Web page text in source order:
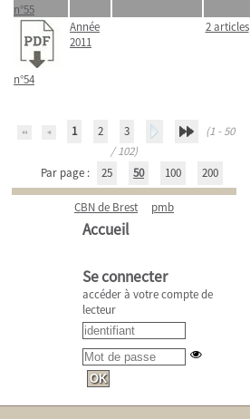
n°55
n°54
Année
2011
2 articles
1 2 3
(1 - 50
/ 102)
Par page :
25 50 100 200
CBN de Brest pmb
Accueil
Se connecter
accéder à votre compte de
lecteur